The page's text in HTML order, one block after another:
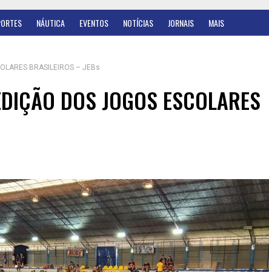
NÁUTICA EVENTOS NOTÍCIAS JORNAIS MAIS
BRASILEIROS – JEBs
DOS JOGOS ESCOLARES